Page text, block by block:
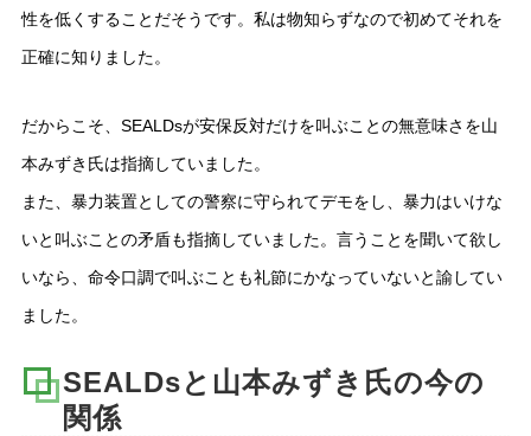
性を低くすることだそうです。私は物知らずなので初めてそれを
正確に知りました。
だからこそ、SEALDsが安保反対だけを叫ぶことの無意味さを山
本みずき氏は指摘していました。
また、暴力装置としての警察に守られてデモをし、暴力はいけな
いと叫ぶことの矛盾も指摘していました。言うことを聞いて欲し
いなら、命令口調で叫ぶことも礼節にかなっていないと諭してい
ました。
SEALDsと山本みずき氏の今の
関係